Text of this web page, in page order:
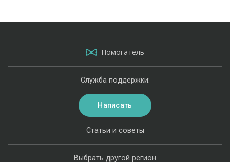
Помогатель
Выбрать другой регион
Статьи и советы
Служба поддержки:
Написать